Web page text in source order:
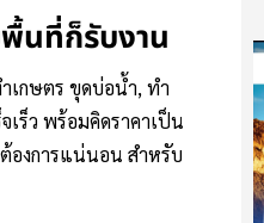
นที่ก็รับงาน
เกษตร ขุดบ่อน้ำ, ทำ
เร็ว พร้อมคิดราคาเป็น
องการแน่นอน สำหรับ